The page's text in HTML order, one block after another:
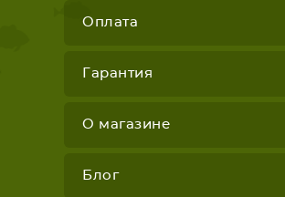
Оплата
Гарантия
О магазине
Блог